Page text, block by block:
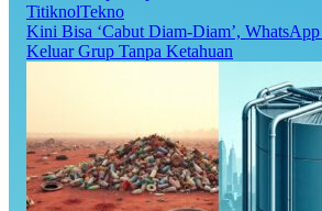
TitiknolTekno
Kini Bisa ‘Cabut Diam-Diam’,
Keluar Grup Tanpa Ketahuan